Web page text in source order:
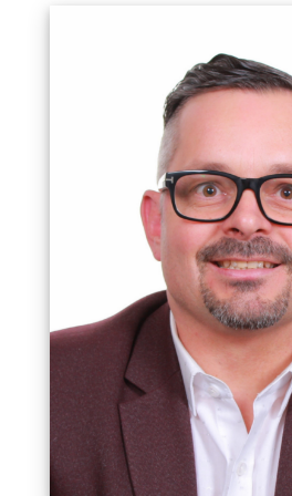
En complétant son BAC en
affaires, Charles aspirait à
financier. Après avoir travaillé
une grande entreprise, il a
davantage passionné par les
C’est ainsi qu’il a débuté en
consultant en
comptables et ERP au sein
laquelle il est devenu co-
plus tard et fort d’un
l’entreprise fut l’objet